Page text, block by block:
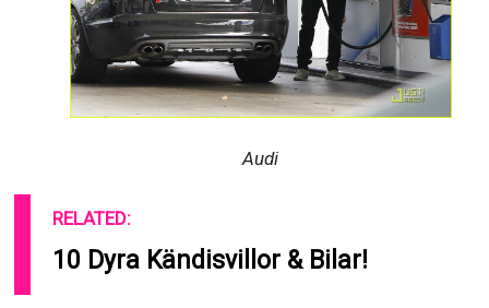
Audi
RELATED:
10 Dyra Kändisvillor & Bilar!